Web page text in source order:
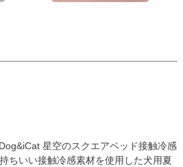
星空のスクエアベッド接触冷感
ちいい接触冷感素材を使用した犬用夏